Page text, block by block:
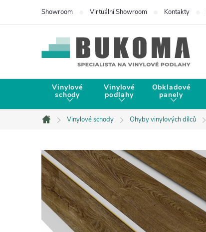
Showroom Virtuální Showroom Kontakty
Vinylové
schody
Vinylové
podlahy
Obkladové
panely
Domů
Vinylové schody Ohyby vinylových dílců